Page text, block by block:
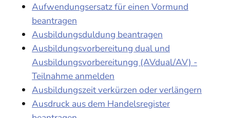
Aufwendungsersatz für einen Vormund
beantragen
Ausbildungsduldung beantragen
Ausbildungsvorbereitung dual und
Ausbildungsvorbereitungg (AVdual/AV) -
Teilnahme anmelden
Ausbildungszeit verkürzen oder verlängern
Ausdruck aus dem Handelsregister